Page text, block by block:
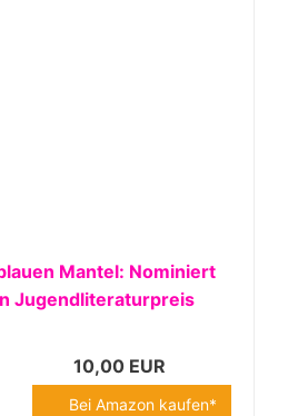
Mantel: Nominiert
Jugendliteraturpreis
10,00 EUR
Bei Amazon kaufen*